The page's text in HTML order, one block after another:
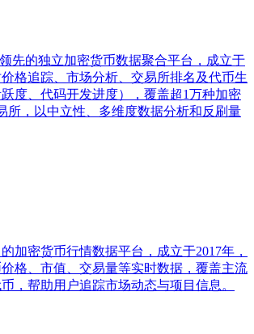
先的独立加密货币数据聚合平台，成立于
格追踪、市场分析、交易所排名及代币生
度、代码开发进度），覆盖超1万种加密
所，以中立性、多维度数据分析和反刷量
加密货币行情数据平台，成立于2017年，
格、市值、交易量等实时数据，覆盖主流
，帮助用户追踪市场动态与项目信息。